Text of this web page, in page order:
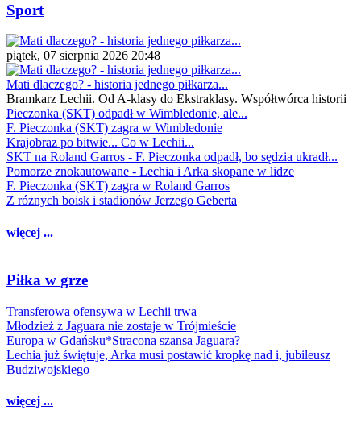
Sport
piątek, 07 sierpnia 2026 20:48
Mati dlaczego? - historia jednego piłkarza...
Bramkarz Lechii. Od A-klasy do Ekstraklasy. Współtwórca historii
Pieczonka (SKT) odpadł w Wimbledonie, ale...
F. Pieczonka (SKT) zagra w Wimbledonie
Krajobraz po bitwie... Co w Lechii...
SKT na Roland Garros - F. Pieczonka odpadł, bo sędzia ukradł...
Pomorze znokautowane - Lechia i Arka skopane w lidze
F. Pieczonka (SKT) zagra w Roland Garros
Z różnych boisk i stadionów Jerzego Geberta
więcej ...
Piłka w grze
Transferowa ofensywa w Lechii trwa
Młodzież z Jaguara nie zostaje w Trójmieście
Europa w Gdańsku*Stracona szansa Jaguara?
Lechia już świętuje, Arka musi postawić kropkę nad i, jubileusz
Budziwojskiego
więcej ...